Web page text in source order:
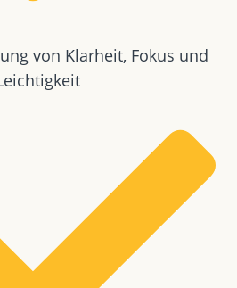
von Klarheit, Fokus und